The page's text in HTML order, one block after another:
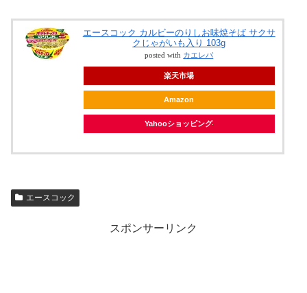
エースコック カルビーのりしお味焼そば サクサ
クじゃがいも入り 103g
posted with カエレバ
楽天市場
Amazon
Yahooショッピング
エースコック
スポンサーリンク